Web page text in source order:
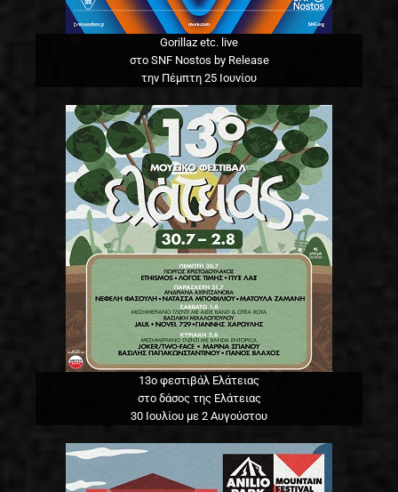
Gorillaz etc. live
στο SNF Nostos by Release
την Πέμπτη 25 Ιουνίου
13o φεστιβάλ Ελάτειας
στο δάσος της Ελάτειας
30 Ιουλίου με 2 Αυγούστου